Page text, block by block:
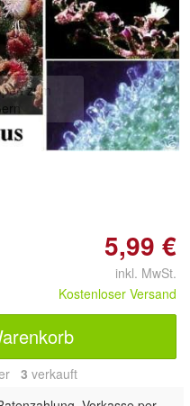
zum
5,99 €
inkl. MwSt.
Kostenloser Versand
3 verkauft